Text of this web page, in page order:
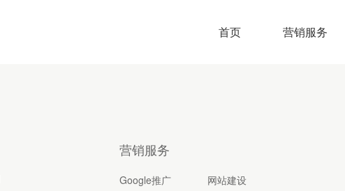
首页 营销服务
营销服务
Google推广
网站建设